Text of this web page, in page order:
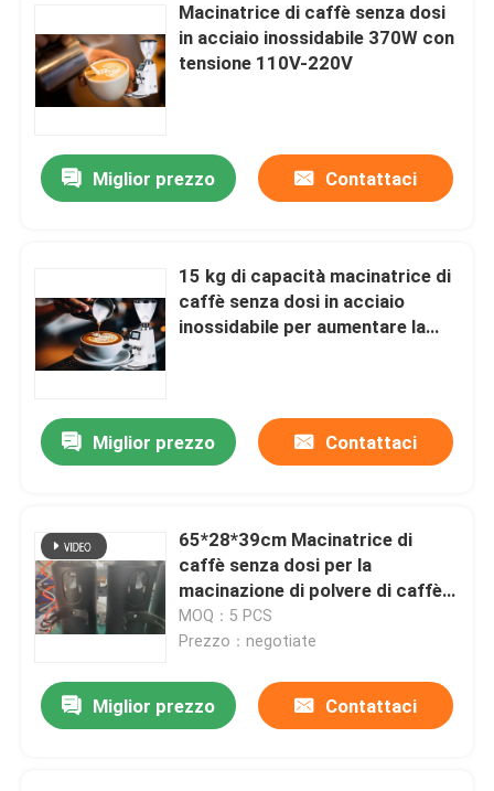
Macinatrice di caffè senza dosi
in acciaio inossidabile 370W con
tensione 110V-220V
Miglior prezzo Contattaci
15 kg di capacità macinatrice di
caffè senza dosi in acciaio
inossidabile per aumentare la
Miglior prezzo Contattaci
65*28*39cm Macinatrice di
caffè senza dosi per la
macinazione di polvere di caffè
personalizzata
MOQ：5 PCS
Prezzo：negotiate
Miglior prezzo Contattaci